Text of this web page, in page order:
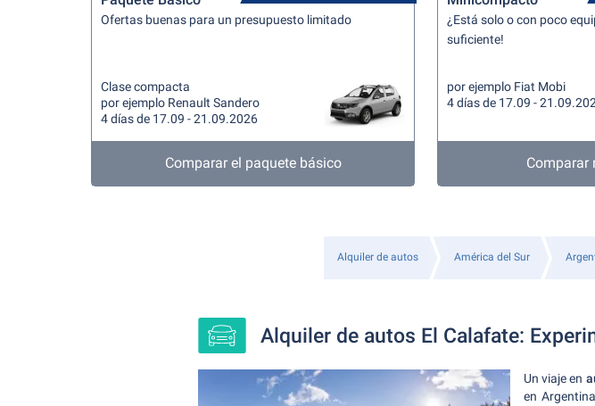
Ofertas buenas para un presupuesto limitado
Clase compacta
por ejemplo Renault Sandero
4 días de 17.09 - 21.09.2026
Comparar el paquete básico
¿Está solo o con poco
suficiente!
por ejemplo Fiat Mobi
4 días de 17.09 -
Comparar
Alquiler de autos América del Sur
Alquiler de autos El Calafate:
Un viaje en
en